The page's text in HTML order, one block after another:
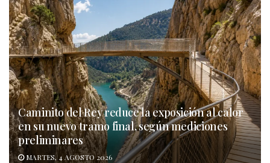
Caminito del Rey reduce la exposición al calor
en su nuevo tramo final, según mediciones
preliminares
MARTES, 4 AGOSTO 2026